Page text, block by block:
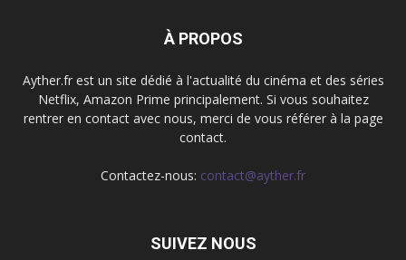
À PROPOS
Ayther.fr est un site dédié à l'actualité du cinéma et des séries
Netflix, Amazon Prime principalement. Si vous souhaitez
rentrer en contact avec nous, merci de vous référer à la page
contact.
Contactez-nous: contact@ayther.fr
SUIVEZ NOUS